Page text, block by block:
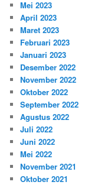
Mei 2023
April 2023
Maret 2023
Februari 2023
Januari 2023
Desember 2022
November 2022
Oktober 2022
September 2022
Agustus 2022
Juli 2022
Juni 2022
Mei 2022
November 2021
Oktober 2021